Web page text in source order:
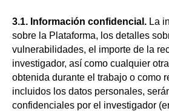
3.1. Información confidencial. La
sobre la Plataforma, los detalles
vulnerabilidades, el importe de la
investigador, así como cualquier
obtenida durante el trabajo o como
incluidos los datos personales,
confidenciales por el investigador